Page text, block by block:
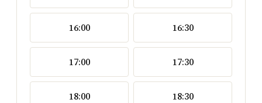
16:00 16:30
17:00 17:30
18:00 18:30